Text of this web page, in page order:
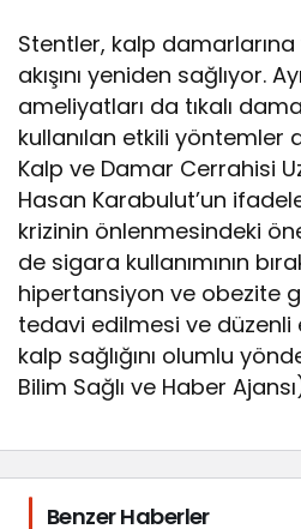
Stentler, kalp
akışını yeniden sağlıyor.
ameliyatları da tıkalı
kullanılan etkili yöntemler
Kalp ve Damar Cerrahisi
Hasan Karabulut’un
krizinin önlenmesindeki
de sigara kullanımının
hipertansiyon ve obezite
tedavi edilmesi ve düzenli
kalp sağlığını olumlu
Bilim Sağlı ve Haber
Benzer Haberler